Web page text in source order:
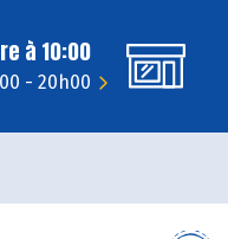
à 10:00
- 20h00